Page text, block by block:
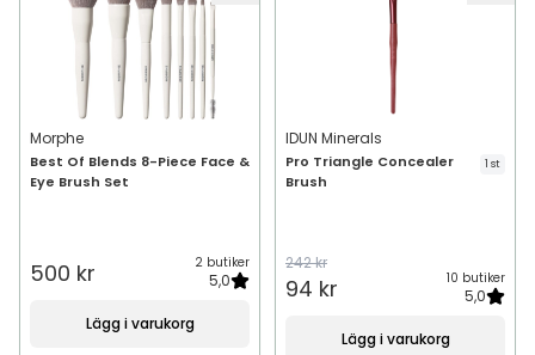
Morphe
Best Of Blends 8-Piece Face &
Eye Brush Set
500 kr 2 butiker
5,0
Lägg i varukorg
IDUN Minerals
Pro Triangle Concealer
Brush
1 st
242 kr
94 kr 10 butiker
5,0
Lägg i varukorg